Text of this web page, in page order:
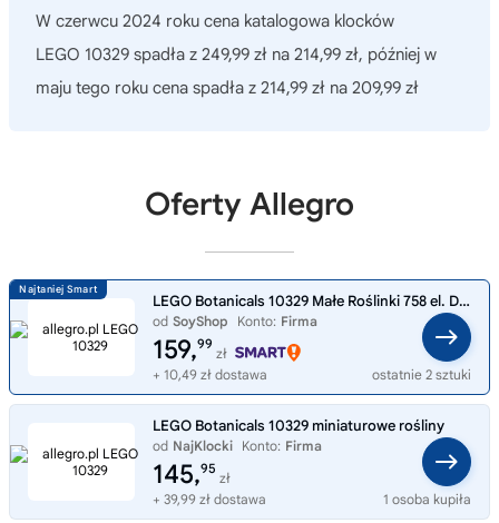
W czerwcu 2024 roku cena katalogowa klocków
LEGO 10329 spadła z 249,99 zł na 214,99 zł, później w
maju tego roku cena spadła z 214,99 zł na 209,99 zł
Oferty Allegro
LEGO Botanicals 10329 Małe Roślinki 758 el. Dekoracja
od SoyShop Konto: Firma
159,99
zł
+ 10,49 zł dostawa
ostatnie 2 sztuki
LEGO Botanicals 10329 miniaturowe rośliny
od NajKlocki Konto: Firma
145,95
zł
+ 39,99 zł dostawa
1 osoba kupiła